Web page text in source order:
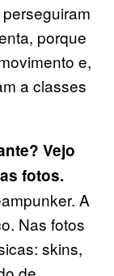
porque
e,
a classes
Vejo
fotos.
A
Nas fotos
skins,